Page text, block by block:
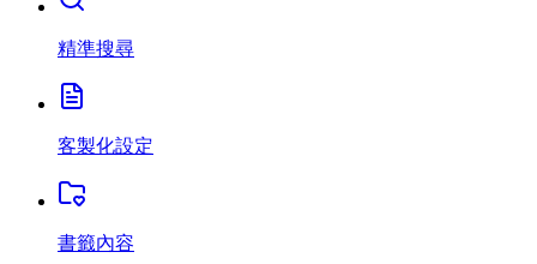
精準搜尋
客製化設定
書籤內容